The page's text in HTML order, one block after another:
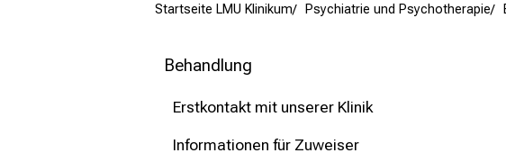
Startseite LMU Klinikum Psychiatrie und Psychotherapie
Behandlung
Erstkontakt mit unserer Klinik
Informationen für Zuweiser
begeistern – ganz
ohne Anmeldung.